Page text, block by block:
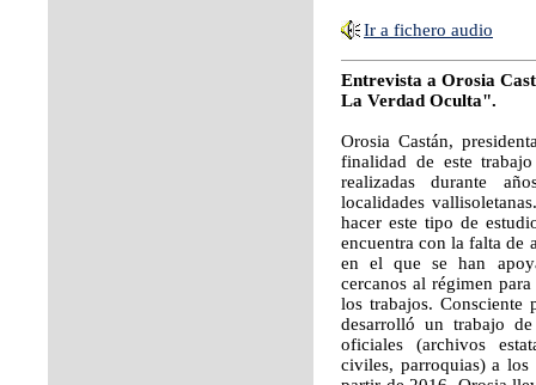
Ir a fichero audio
Entrevista a Orosia
La Verdad Oculta".
Orosia Castán,
finalidad de este
realizadas durante
localidades
hacer este tipo de
encuentra con la falta de
en el que se han
cercanos al régimen
los trabajos. Consciente
desarrolló un trabajo
oficiales (archivos
civiles, parroquias) a los